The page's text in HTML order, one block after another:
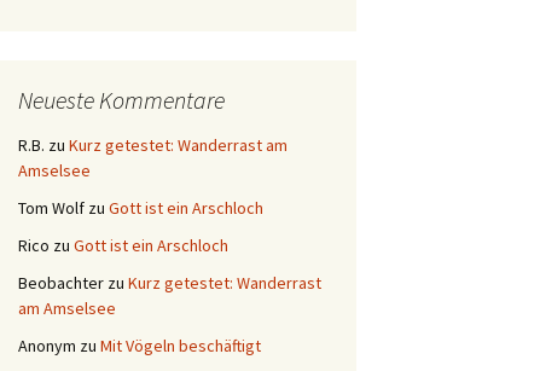
Neueste Kommentare
R.B. zu Kurz getestet: Wanderrast am
Amselsee
Tom Wolf zu Gott ist ein Arschloch
Rico zu Gott ist ein Arschloch
Beobachter zu Kurz getestet: Wanderrast
am Amselsee
Anonym zu Mit Vögeln beschäftigt